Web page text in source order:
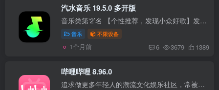
汽水音乐 19.5.0 多开版
音乐类第‘2’名 【个性推荐，发现小众好歌】发现好音乐不再是难题。根据你和品味相似的人的听歌偏好，为你推荐感兴趣的歌曲，拒绝千篇一律，让音乐更懂你。 【场景音乐&分类电台，随时找到...
音乐 不限设备
1个月前 6 3679 1389
哔哩哔哩 8.96.0
追求做更多年轻人的潮流文化娱乐社区，常被动漫迷们昵称为bilibili，”B站”，致力于ACG等娱乐领域内原创及二创的内容分享，集结精彩番剧、萌宅直播、经典影视、硬核游戏、数码评测、迷人宅舞、...